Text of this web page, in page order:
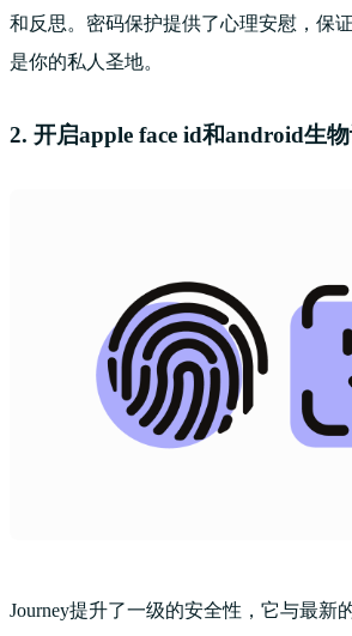
和反思。密码保护提供了心理安慰，保
是你的私人圣地。
2. 开启apple face id和android生
Journey提升了一级的安全性，它与最新